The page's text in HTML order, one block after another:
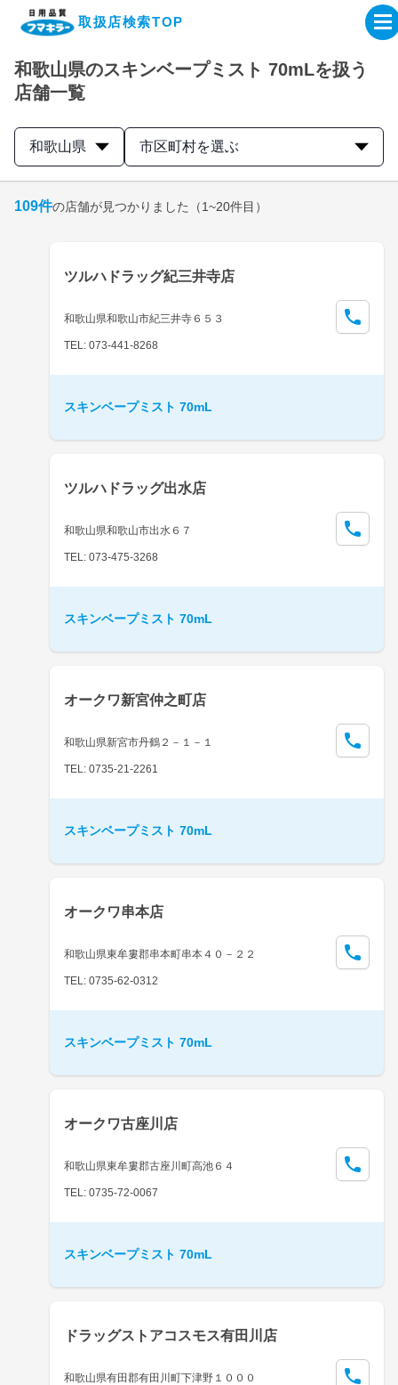
取扱店検索TOP
企業・IR情報サイト
製品情報サイト
取扱店検索はこちら
和歌山県のスキンベープミスト 70mLを扱う
店舗一覧
和歌山県 市区町村を選ぶ
109件の店舗が見つかりました （1~20件目）
ツルハドラッグ紀三井寺店
和歌山県和歌山市紀三井寺６５３
TEL: 073-441-8268
スキンベープミスト 70mL
ツルハドラッグ出水店
和歌山県和歌山市出水６７
TEL: 073-475-3268
スキンベープミスト 70mL
オークワ新宮仲之町店
和歌山県新宮市丹鶴２－１－１
TEL: 0735-21-2261
スキンベープミスト 70mL
オークワ串本店
和歌山県東牟婁郡串本町串本４０－２２
TEL: 0735-62-0312
スキンベープミスト 70mL
オークワ古座川店
和歌山県東牟婁郡古座川町高池６４
TEL: 0735-72-0067
スキンベープミスト 70mL
ドラッグストアコスモス有田川店
和歌山県有田郡有田川町下津野１０００